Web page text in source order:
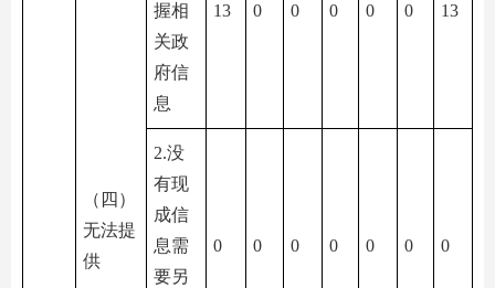
（四）
无法提
供
握相
关政
府信
息
13 0 0 0 0 0 13
2.没
有现
成信
息需
要另
0 0 0 0 0 0 0